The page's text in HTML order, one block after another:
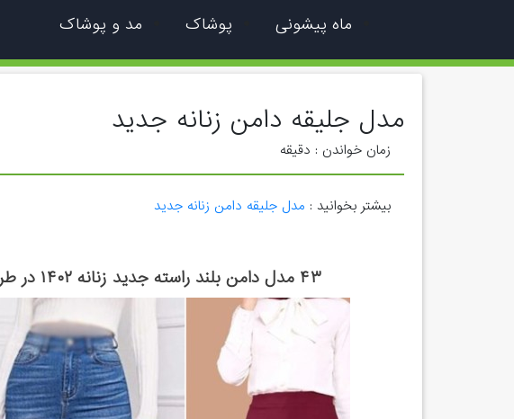
ماه پیشونی پوشاک مد و پوشاک
مدل جلیقه دامن زنانه جدید
زمان خواندن : دقیقه
بیشتر بخوانید : مدل جلیقه دامن زنانه جدید
۴۳ مدل دامن بلند راسته جدید زنانه ۱۴۰۲ در طرح های بسیار شیک و ...